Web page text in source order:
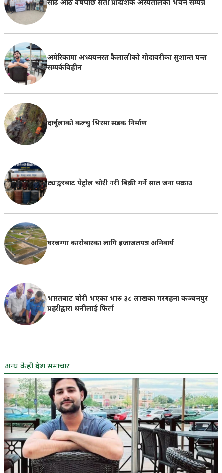
साढे आठ वर्षपछि सेती प्रादेशिक अस्पतालको भवन सम्पन्न
अमेरिकामा अध्ययनरत कैलालीको गोदावरीका सुशान्त पन्त
सम्पर्कविहीन
दार्चुलाको कल्चु भिरमा सडक निर्माण
ट्याङ्करबाट पेट्रोल चोरी गरी बिक्री गर्ने सात जना पक्राउ
घरजग्गा कारोबारका लागि इजाजतपत्र अनिवार्य
भारतबाट चोरी भएका भारु ३८ लाखका गरगहना कञ्चनपुर
प्रहरीद्वारा धनीलाई फिर्ता
अन्य केही प्रदेश समाचार